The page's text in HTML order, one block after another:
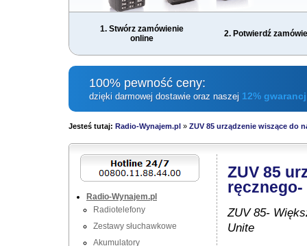
1. Stwórz zamówienie
online
2. Potwierdź
100% pewność ceny:
dzięki darmowej dostawie oraz naszej 12%
Jesteś tutaj: Radio-Wynajem.pl » ZUV 85 urządzenie wiszące do
Radio-Wynajem.pl
Radiotelefony
Zestawy słuchawkowe
Akumulatory
ZUV 85
ZUV 85-
Unite